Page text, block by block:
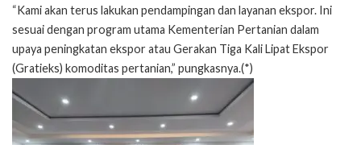
“Kami akan terus lakukan pendampingan dan layanan ekspor. Ini
sesuai dengan program utama Kementerian Pertanian dalam
upaya peningkatan ekspor atau Gerakan Tiga Kali Lipat Ekspor
(Gratieks) komoditas pertanian,” pungkasnya.(*)